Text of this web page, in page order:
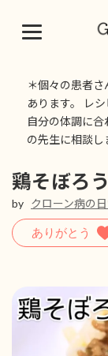
＊個々の患者
あります。 レ
自分の体調に
の先生に相談し
鶏そぼろ
by クローン病の